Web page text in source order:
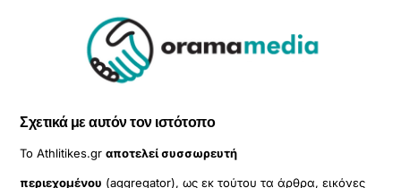
Σχετικά με αυτόν τον ιστότοπο
Το Athlitikes.grαποτελεί συσσωρευτή
περιεχομένου (aggregator), ως εκ τούτου τα άρθρα, εικόνες